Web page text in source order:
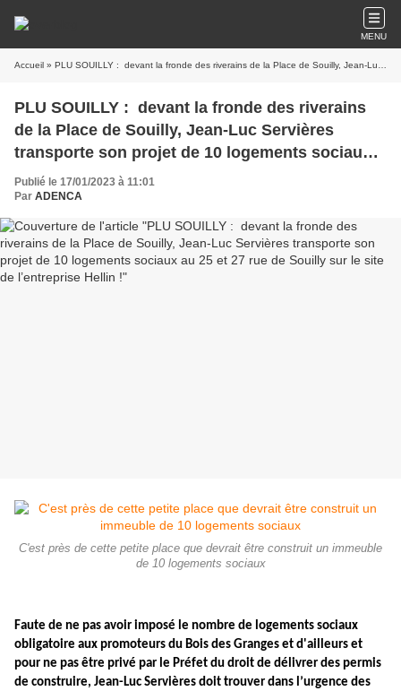
MENU
Accueil » PLU SOUILLY : devant la fronde des riverains de la Place de Souilly, Jean-Luc Servières transporte son projet de 10 logements sociaux au 25 et 27 rue de Souilly sur le site de l’entreprise Hellin !
PLU SOUILLY : devant la fronde des riverains
de la Place de Souilly, Jean-Luc Servières
transporte son projet de 10 logements sociaux
au 25 et 27 rue de Souilly sur le site de
l’entreprise Hellin !
Publié le 17/01/2023 à 11:01
Par ADENCA
C'est près de cette petite place que devrait être construit un immeuble
de 10 logements sociaux
Faute de ne pas avoir imposé le nombre de logements sociaux
obligatoire aux promoteurs du Bois des Granges et d'ailleurs et
pour ne pas être privé par le Préfet du droit de délivrer des permis
de construire, Jean-Luc Servières doit trouver dans l’urgence des